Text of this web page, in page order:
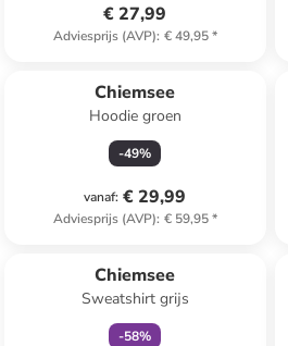
€ 27,99
Adviesprijs (AVP): € 49,95*
Chiemsee
Hoodie groen
-49%
vanaf: € 29,99
Adviesprijs (AVP): € 59,95*
Chiemsee
Sweatshirt grijs
-58%